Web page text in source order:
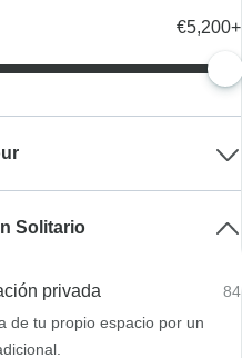
€5,200+
Solitario
privada
84
de tu propio espacio por un